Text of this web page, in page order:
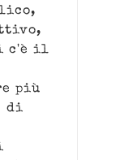
c'è il
più
di